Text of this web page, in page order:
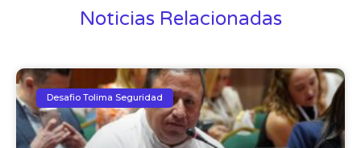
Noticias Relacionadas
Desafio Tolima Seguridad